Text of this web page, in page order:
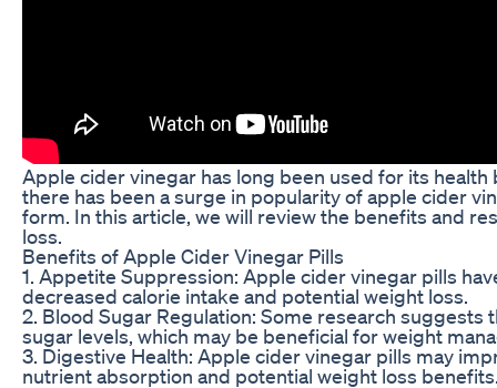
Apple cider vinegar has long been used for its
there has been a surge in popularity of apple cider
form. In this article, we will review the benefits and
loss.
Benefits of Apple Cider Vinegar Pills
1. Appetite Suppression: Apple cider vinegar pills
decreased calorie intake and potential weight loss.
2. Blood Sugar Regulation: Some research
sugar levels, which may be beneficial for weight
3. Digestive Health: Apple cider vinegar pills may
nutrient absorption and potential weight loss